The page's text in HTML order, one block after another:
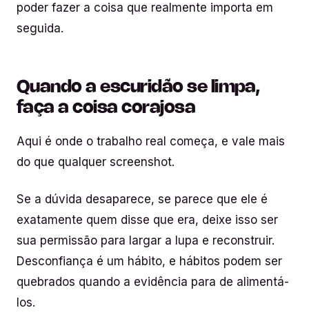
poder fazer a coisa que realmente importa em
seguida.
Quando a escuridão se limpa,
faça a coisa corajosa
Aqui é onde o trabalho real começa, e vale mais
do que qualquer screenshot.
Se a dúvida desaparece, se parece que ele é
exatamente quem disse que era, deixe isso ser
sua permissão para largar a lupa e reconstruir.
Desconfiança é um hábito, e hábitos podem ser
quebrados quando a evidência para de alimentá-
los.